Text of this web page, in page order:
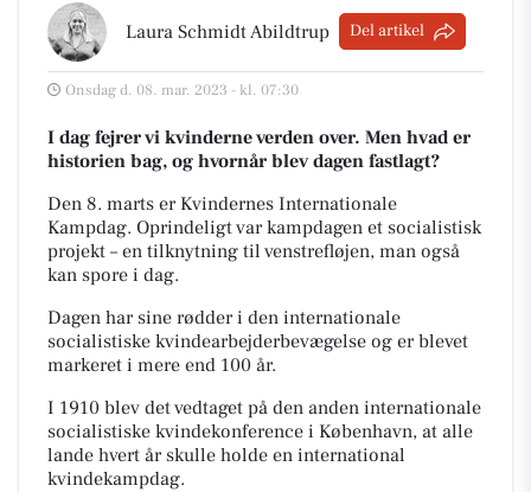
Laura Schmidt Abildtrup Del artikel
Onsdag d. 08. mar. 2023 - kl. 07:30
I dag fejrer vi kvinderne verden over. Men hvad er
historien bag, og hvornår blev dagen fastlagt?
Den 8. marts er Kvindernes Internationale
Kampdag. Oprindeligt var kampdagen et socialistisk
projekt – en tilknytning til venstrefløjen, man også
kan spore i dag.
Dagen har sine rødder i den internationale
socialistiske kvindearbejderbevægelse og er blevet
markeret i mere end 100 år.
I 1910 blev det vedtaget på den anden internationale
socialistiske kvindekonference i København, at alle
lande hvert år skulle holde en international
kvindekampdag.